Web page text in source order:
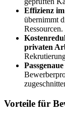
Effizienz
übernimmt
Ressourcen.
privaten
Vorteile für